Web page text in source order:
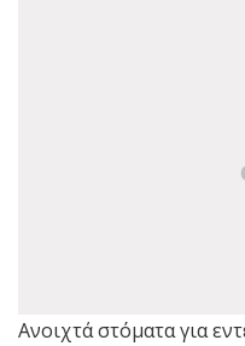
Ανοιχτά στόματα για